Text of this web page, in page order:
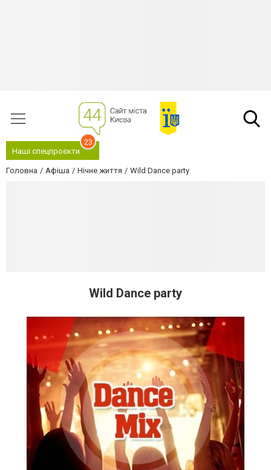
Наші спецпроєкти
23
Головна Афіша Нічне життя Wild Dance party
Wild Dance party